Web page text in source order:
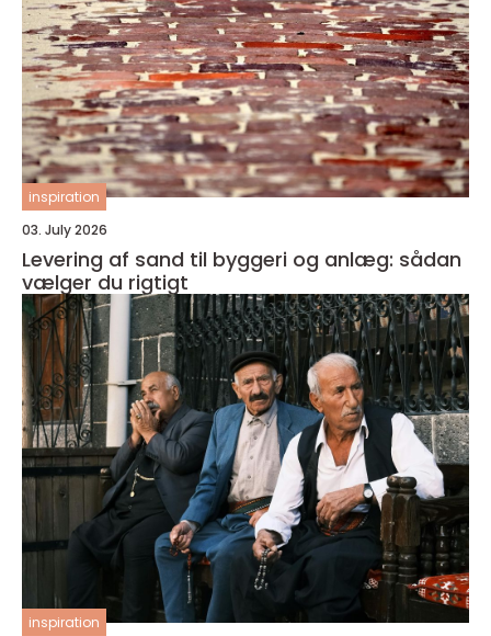
inspiration
03. July 2026
Levering af sand til byggeri og anlæg: sådan
vælger du rigtigt
inspiration